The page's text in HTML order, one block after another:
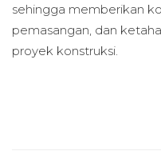
sehingga memberikan
pemasangan, dan
proyek konstruksi.